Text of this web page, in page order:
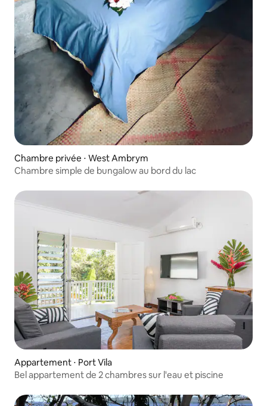
Chambre privée ⋅ West Ambrym
Chambre simple de bungalow au bord du lac
Appartement ⋅ Port Vila
Bel appartement de 2 chambres sur l'eau et piscine